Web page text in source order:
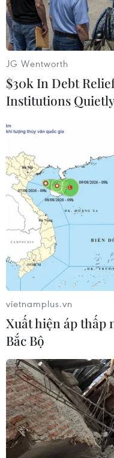
JG Wentworth
$30k In Debt
Institutions
vietnamplus.vn
Xuất hiện áp thấp
Bắc Bộ